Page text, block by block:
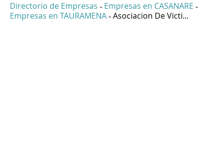
Directorio de Empresas - Empresas en CASANARE -
Empresas en TAURAMENA - Asociacion De Victi...